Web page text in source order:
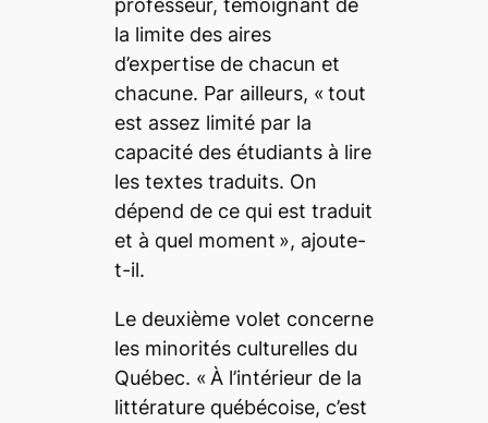
professeur, témoignant de
la limite des aires
d’expertise de chacun et
chacune. Par ailleurs, «tout
est assez limité par la
capacité des étudiants à lire
les textes traduits. On
dépend de ce qui est traduit
et à quel moment », ajoute-
t-il.
Le deuxième volet concerne
les minorités culturelles du
Québec. « À l’intérieur de la
littérature québécoise, c’est